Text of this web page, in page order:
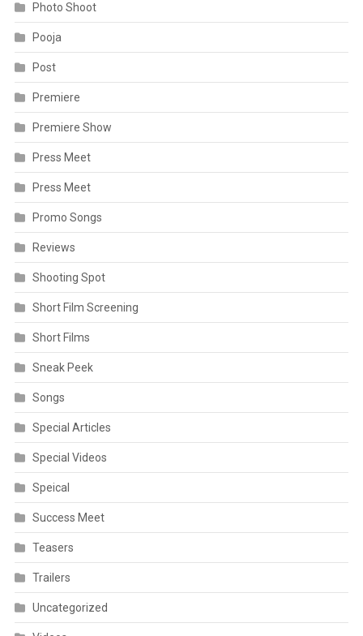
Photo Shoot
Pooja
Post
Premiere
Premiere Show
Press Meet
Press Meet
Promo Songs
Reviews
Shooting Spot
Short Film Screening
Short Films
Sneak Peek
Songs
Special Articles
Special Videos
Speical
Success Meet
Teasers
Trailers
Uncategorized